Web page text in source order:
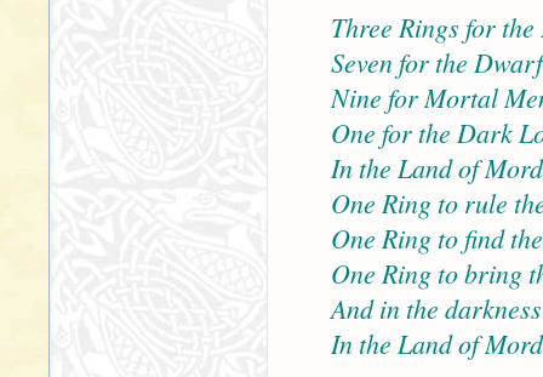
Three Rings for
Seven for the
Nine for Mortal
One for the Dark
In the Land of
One Ring to rule
One Ring to find
One Ring to bring
And in the
In the Land of